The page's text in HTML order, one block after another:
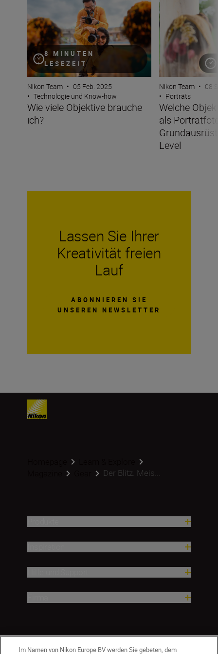
8 MINUTEN
LESEZEIT
Nikon Team • 05 Feb. 2025
• Technologie und Know-how
Wie viele Objektive brauche
ich?
Nikon Team • 08
• Porträts
Welche
als
Level
Lassen Sie Ihrer
Kreativität freien
Lauf
ABONNIEREN SIE
UNSEREN NEWSLETTER
Der Blitz. Meis...
Im Namen von Nikon Europe BV werden Sie gebeten, dem